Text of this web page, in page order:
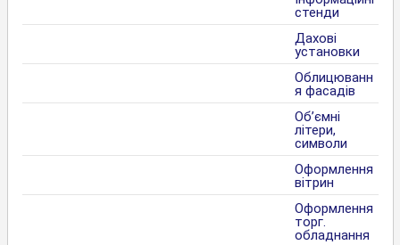
стенди
Дахові
установки
Облицюванн
я фасадів
Об’ємні
літери,
символи
Оформлення
вітрин
Оформлення
торг.
обладнання